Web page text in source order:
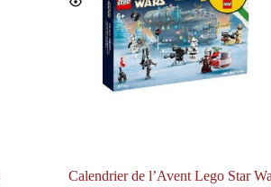
Calendrier de l’Avent Lego Star